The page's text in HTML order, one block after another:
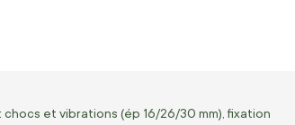
et vibrations (ép 16/26/30 mm), fixation